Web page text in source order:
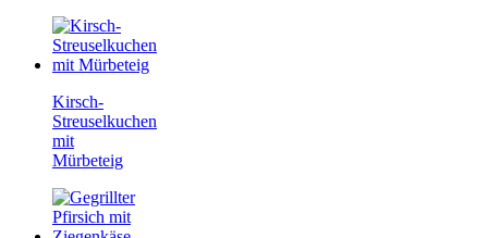
Kirsch-
Streuselkuchen
mit
Mürbeteig